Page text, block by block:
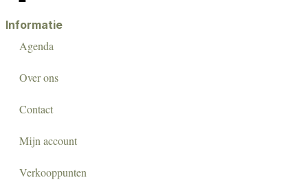
Informatie
Agenda
Over ons
Contact
Mijn account
Verkooppunten